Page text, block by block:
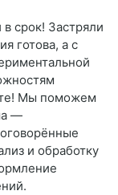
срок! Застряли
готова, а с
Мы поможем
—
и обработку